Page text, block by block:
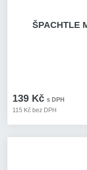
ŠPACHTLE
139 Kč s DPH
115 Kč bez DPH